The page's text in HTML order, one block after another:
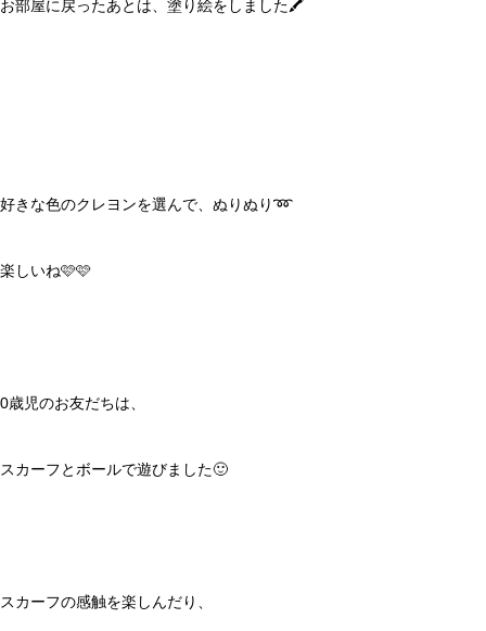
お部屋に戻ったあとは、塗り絵をしました🖍️
好きな色のクレヨンを選んで、ぬりぬり➿
楽しいね🩷🩷
0歳児のお友だちは、
スカーフとボールで遊びました🙂
スカーフの感触を楽しんだり、